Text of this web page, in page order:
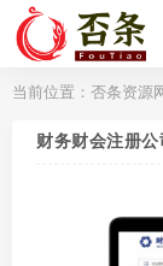
当前位置： 否条资源
财务财会注册